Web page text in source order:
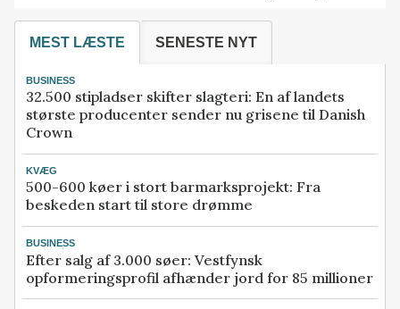
MEST LÆSTE SENESTE NYT
BUSINESS
32.500 stipladser skifter slagteri: En af landets
største producenter sender nu grisene til Danish
Crown
KVÆG
500-600 køer i stort barmarksprojekt: Fra
beskeden start til store drømme
BUSINESS
Efter salg af 3.000 søer: Vestfynsk
opformeringsprofil afhænder jord for 85 millioner